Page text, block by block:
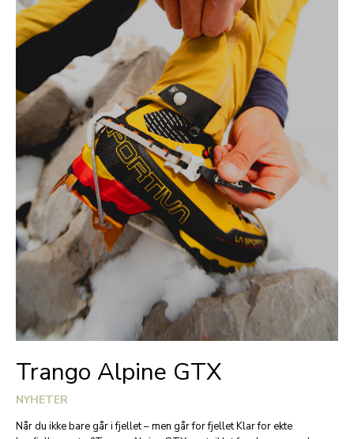
Trango Alpine GTX
NYHETER
Når du ikke bare går i fjellet – men går for fjellet Klar for ekte